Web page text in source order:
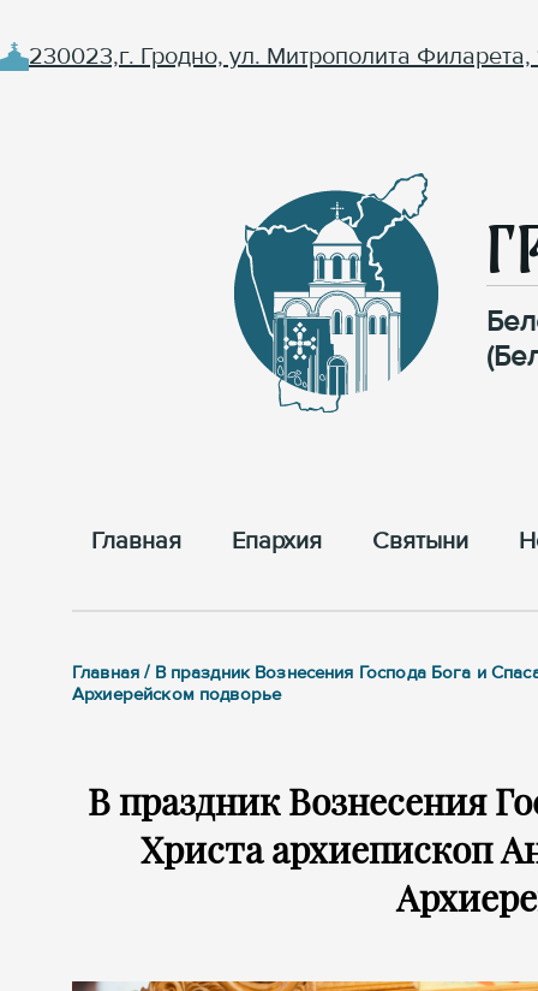
230023,г. Гродно, ул. Митрополита Филарета,
Главная Епархия Cвятыни
Главная / В праздник Вознесения Господа Бога и
Архиерейском подворье
В праздник Вознесения
Христа архиепископ